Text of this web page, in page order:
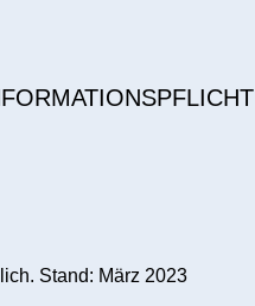
Stand: März 2023